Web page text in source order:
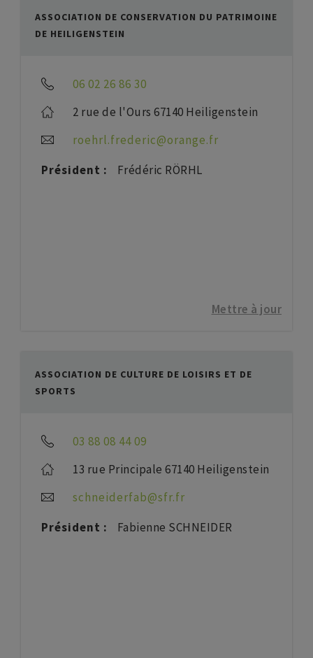
ASSOCIATION DE CONSERVATION DU PATRIMOINE
DE HEILIGENSTEIN
06 02 26 86 30
2 rue de l'Ours 67140 Heiligenstein
roehrl.frederic@orange.fr
Président :
Frédéric RÖRHL
Mettre à jour
ASSOCIATION DE CULTURE DE LOISIRS ET DE
SPORTS
03 88 08 44 09
13 rue Principale 67140 Heiligenstein
schneiderfab@sfr.fr
Président :
Fabienne SCHNEIDER